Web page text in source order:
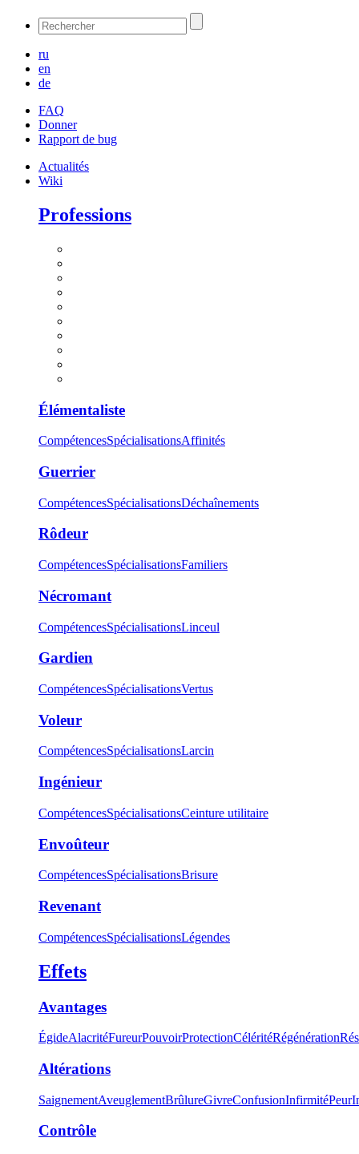
ru
en
de
FAQ
Donner
Rapport de bug
Actualités
Wiki
Professions
Élémentaliste
CompétencesSpécialisationsAffinités
Guerrier
CompétencesSpécialisationsDéchaînements
Rôdeur
CompétencesSpécialisationsFamiliers
Nécromant
CompétencesSpécialisationsLinceul
Gardien
CompétencesSpécialisationsVertus
Voleur
CompétencesSpécialisationsLarcin
Ingénieur
CompétencesSpécialisationsCeinture utilitaire
Envoûteur
CompétencesSpécialisationsBrisure
Revenant
CompétencesSpécialisationsLégendes
Effets
Avantages
ÉgideAlacritéFureurPouvoirProtectionCéléritéRégénération
Altérations
SaignementAveuglementBrûlureGivreConfusionInfirmitéPeur
Contrôle